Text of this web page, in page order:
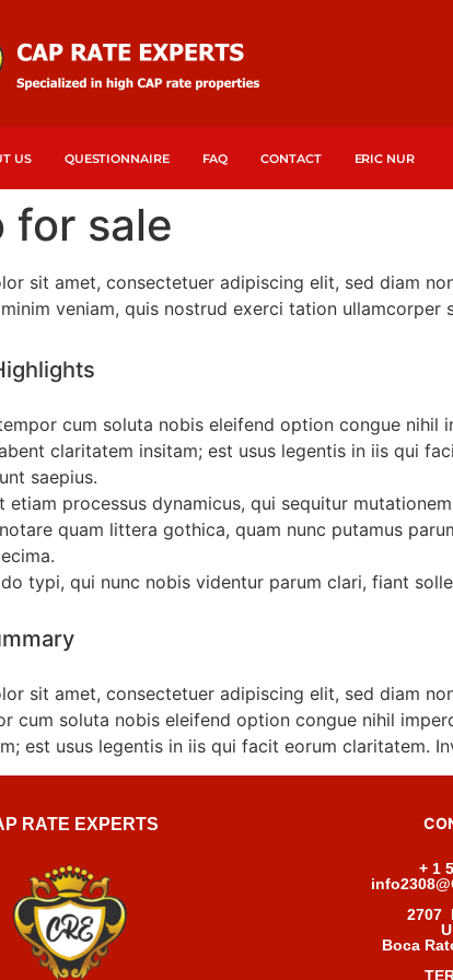
US QUESTIONNAIRE FAQ CONTACT ERIC NUR
for sale
sit amet, consectetuer adipiscing elit, sed diam
veniam, quis nostrud exerci tation
cum soluta nobis eleifend option congue
claritatem insitam; est usus legentis in iis qui
saepius.
etiam processus dynamicus, qui sequitur
quam littera gothica, quam nunc putamus
typi, qui nunc nobis videntur parum clari, fiant
sit amet, consectetuer adipiscing elit, sed diam
cum soluta nobis eleifend option congue nihil
est usus legentis in iis qui facit eorum claritatem.
RATE EXPERTS
+ 1
2707
Boca